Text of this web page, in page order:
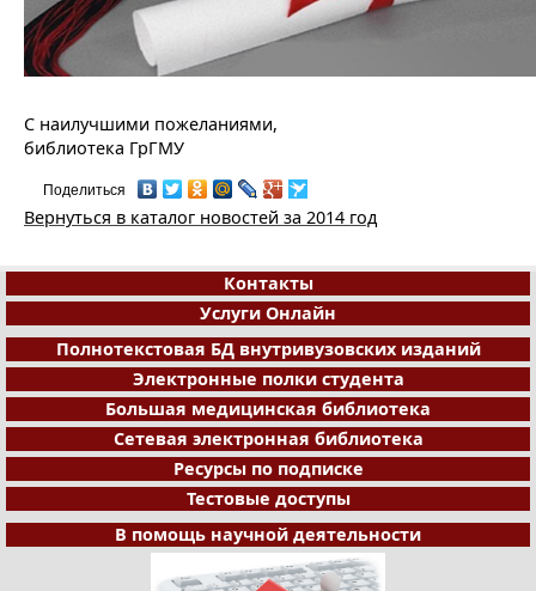
С наилучшими пожеланиями,
библиотека ГрГМУ
Поделиться
Вернуться в каталог новостей за 2014 год
Контакты
Услуги Онлайн
Полнотекстовая БД внутривузовских изданий
Электронные полки студента
Большая медицинская библиотека
Сетевая электронная библиотека
Ресурсы по подписке
Тестовые доступы
В помощь научной деятельности